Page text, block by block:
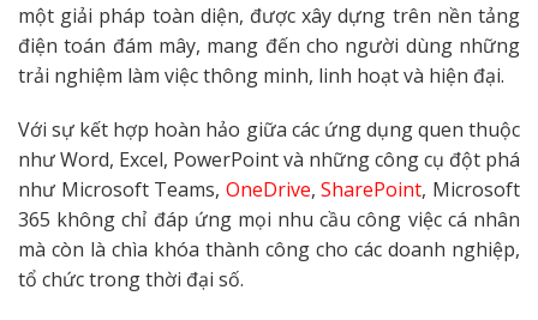
một giải pháp toàn diện, được xây dựng trên nền tảng
điện toán đám mây, mang đến cho người dùng những
trải nghiệm làm việc thông minh, linh hoạt và hiện đại.
Với sự kết hợp hoàn hảo giữa các ứng dụng quen thuộc
như Word, Excel, PowerPoint và những công cụ đột phá
như Microsoft Teams, OneDrive,SharePoint, Microsoft
365 không chỉ đáp ứng mọi nhu cầu công việc cá nhân
mà còn là chìa khóa thành công cho các doanh nghiệp,
tổ chức trong thời đại số.